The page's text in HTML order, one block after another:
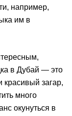
например,
им в
в Дубай — это
красивый загар,
много
окунуться в